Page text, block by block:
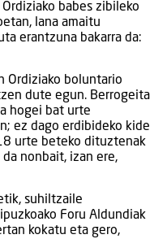
babes zibileko
lana amaitu
erantzuna bakarra da:
Ordiziako boluntario
dute egun. Berrogeita
hogei bat urte
ez dago erdibideko kide
urte beteko dituztenak
nonbait, izan ere,
suhiltzaile
Foru Aldundiak
kokatu eta gero,